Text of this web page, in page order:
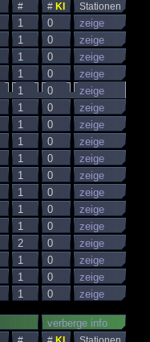
# # KI Stationen
1 0
zeige
1 0
zeige
1 0
zeige
1 0
zeige
1 0
zeige
1 0
zeige
1 0
zeige
1 0
zeige
1 0
zeige
1 0
zeige
1 0
zeige
1 0
zeige
1 0
zeige
2 0
zeige
1 0
zeige
1 0
zeige
1 0 zeige
verberge info